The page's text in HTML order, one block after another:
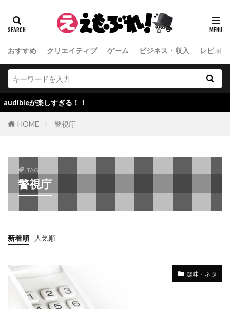
おすすめ クリエイティブ ゲーム ビジネス・収入 レビュー
が楽しすぎる！！
HOME 警視庁
TAG
警視庁
新着順 人気順
趣味・ネタ